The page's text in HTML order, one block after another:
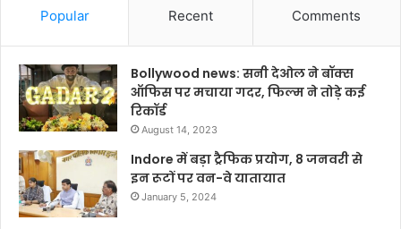
Popular Recent Comments
Bollywood news: सनी देओल ने बॉक्स
ऑफिस पर मचाया गदर, फिल्म ने तोड़े कई
रिकॉर्ड
August 14, 2023
Indore में बड़ा ट्रैफिक प्रयोग, 8 जनवरी से
इन रूटों पर वन-वे यातायात
January 5, 2024